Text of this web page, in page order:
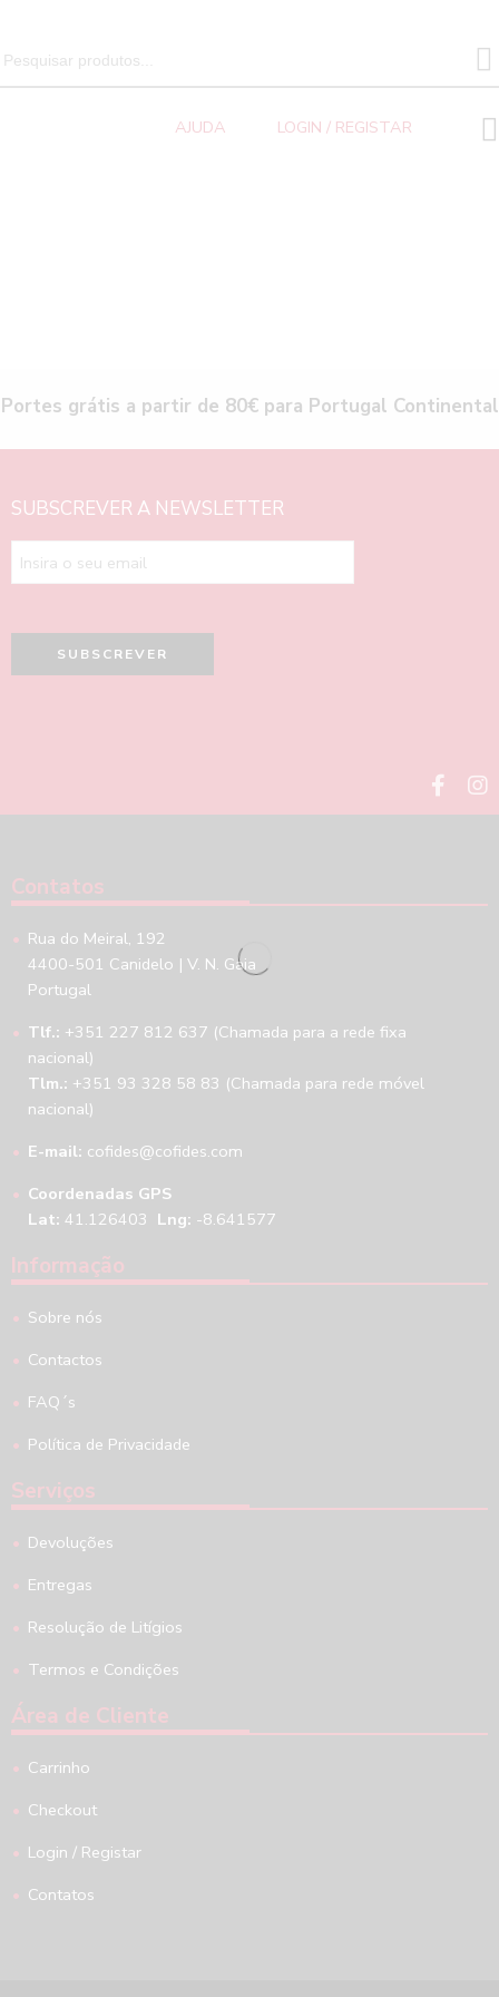
Search
for:
AJUDA LOGIN / REGISTAR
Portes grátis a partir de 80€ para Portugal Continental
SUBSCREVER A NEWSLETTER
Contatos
Rua do Meiral, 192
4400-501 Canidelo | V. N. Gaia
Portugal
Tlf.: +351 227 812 637 (Chamada para a rede fixa
nacional)
Tlm.: +351 93 328 58 83 (Chamada para rede móvel
nacional)
E-mail: cofides@cofides.com
Coordenadas GPS
Lat: 41.126403 Lng: -8.641577
Informação
Sobre nós
Contactos
FAQ´s
Política de Privacidade
Serviços
Devoluções
Entregas
Resolução de Litígios
Termos e Condições
Área de Cliente
Carrinho
Checkout
Login / Registar
Contatos